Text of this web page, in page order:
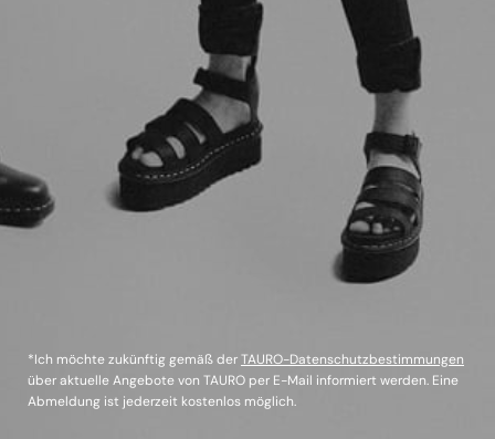
*Ich möchte zukünftig gemäß derTAURO-Datenschutzbestimmungen
über aktuelle Angebote von TAURO per E-Mail informiert werden. Eine
Abmeldung ist jederzeit kostenlos möglich.